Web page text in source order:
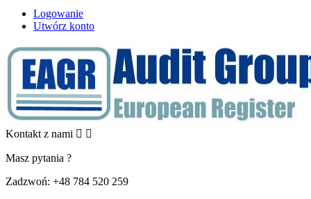
Logowanie
Utwórz konto
Kontakt z nami  
Masz pytania ?
Zadzwoń: +48 784 520 259